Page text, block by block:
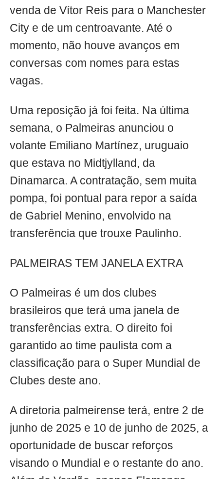
venda de Vítor Reis para o Manchester
City e de um centroavante. Até o
momento, não houve avanços em
conversas com nomes para estas
vagas.
Uma reposição já foi feita. Na última
semana, o Palmeiras anunciou o
volante Emiliano Martínez, uruguaio
que estava no Midtjylland, da
Dinamarca. A contratação, sem muita
pompa, foi pontual para repor a saída
de Gabriel Menino, envolvido na
transferência que trouxe Paulinho.
PALMEIRAS TEM JANELA EXTRA
O Palmeiras é um dos clubes
brasileiros que terá uma janela de
transferências extra. O direito foi
garantido ao time paulista com a
classificação para o Super Mundial de
Clubes deste ano.
A diretoria palmeirense terá, entre 2 de
junho de 2025 e 10 de junho de 2025, a
oportunidade de buscar reforços
visando o Mundial e o restante do ano.